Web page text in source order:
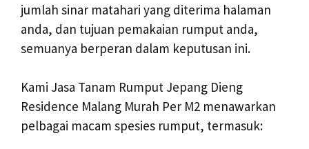
jumlah sinar matahari yang diterima halaman
anda, dan tujuan pemakaian rumput anda,
semuanya berperan dalam keputusan ini.
Kami Jasa Tanam Rumput Jepang Dieng
Residence Malang Murah Per M2 menawarkan
pelbagai macam spesies rumput, termasuk: